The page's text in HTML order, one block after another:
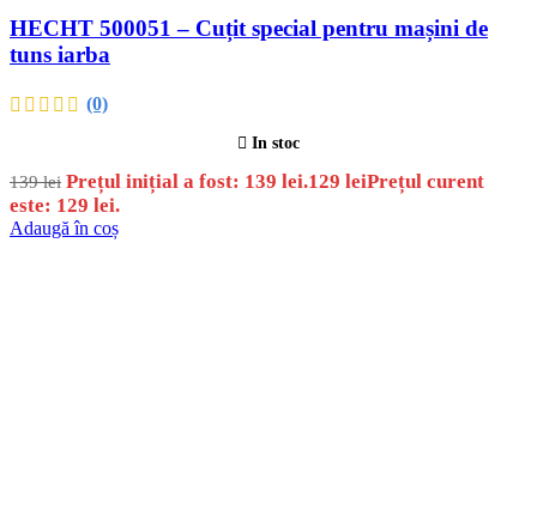
HECHT 500051 – Cuțit special pentru mașini de
tuns iarba
(0)
In stoc
139lei Prețul inițial a fost: 139 lei.129 leiPrețul curent
este: 129 lei.
Adaugă în coș